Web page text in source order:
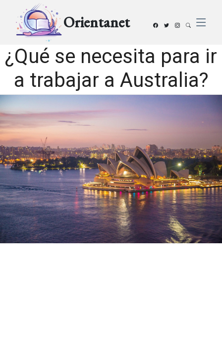
Orientanet
¿Qué se necesita para ir
a trabajar a Australia?